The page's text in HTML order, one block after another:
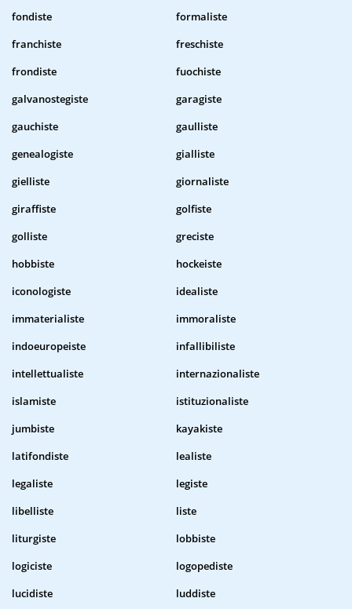
fondiste
formaliste
franchiste
freschiste
frondiste
fuochiste
galvanostegiste
garagiste
gauchiste
gaulliste
genealogiste
gialliste
gielliste
giornaliste
giraffiste
golfiste
golliste
greciste
hobbiste
hockeiste
iconologiste
idealiste
immaterialiste
immoraliste
indoeuropeiste
infallibiliste
intellettualiste
internazionaliste
islamiste
istituzionaliste
jumbiste
kayakiste
latifondiste
lealiste
legaliste
legiste
libelliste
liste
liturgiste
lobbiste
logiciste
logopediste
lucidiste
luddiste